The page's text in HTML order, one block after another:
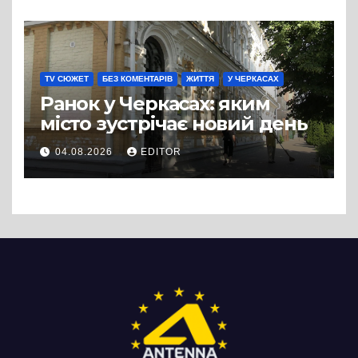
TV СЮЖЕТ БЕЗ КОМЕНТАРІВ ЖИТТЯ У ЧЕРКАСАХ
Ранок у Черкасах: яким
місто зустрічає новий день
04.08.2026 EDITOR